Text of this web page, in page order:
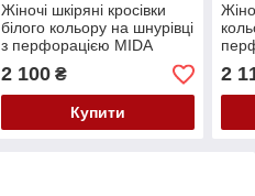
Жіночі шкіряні кросівки
білого кольору на шнурівці
з перфорацією MIDA
2 100₴
Купити
2